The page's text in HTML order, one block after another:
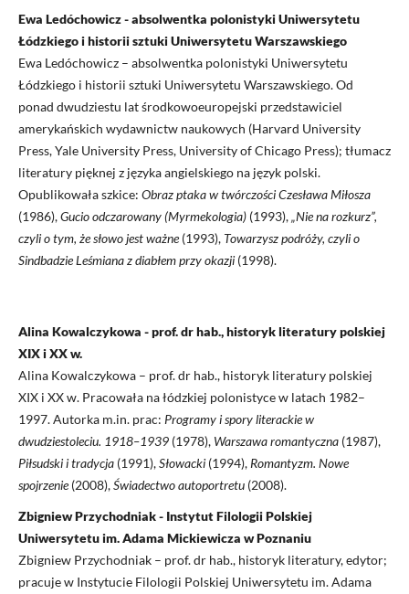
Ewa Ledóchowicz - absolwentka polonistyki Uniwersytetu
Łódzkiego i historii sztuki Uniwersytetu Warszawskiego
Ewa Ledóchowicz – absolwentka polonistyki Uniwersytetu
Łódzkiego i historii sztuki Uniwersytetu Warszawskiego. Od
ponad dwudziestu lat środkowoeuropejski przedstawiciel
amerykańskich wydawnictw naukowych (Harvard University
Press, Yale University Press, University of Chicago Press); tłumacz
literatury pięknej z języka angielskiego na język polski.
Opublikowała szkice: Obraz ptaka w twórczości Czesława Miłosza
(1986),Gucio odczarowany (Myrmekologia) (1993),„Nie na rozkurz”,
czyli o tym, że słowo jest ważne(1993), Towarzysz podróży, czyli o
Sindbadzie Leśmiana z diabłem przy okazji (1998).
Alina Kowalczykowa - prof. dr hab., historyk literatury polskiej
XIX i XX w.
Alina Kowalczykowa – prof. dr hab., historyk literatury polskiej
XIX i XX w. Pracowała na łódzkiej polonistyce w latach 1982–
1997. Autorka m.in. prac: Programy i spory literackie w
dwudziestoleciu. 1918–1939 (1978), Warszawa romantyczna(1987),
Piłsudski i tradycja (1991),Słowacki (1994), Romantyzm. Nowe
spojrzenie(2008),Świadectwo autoportretu (2008).
Zbigniew Przychodniak - Instytut Filologii Polskiej
Uniwersytetu im. Adama Mickiewicza w Poznaniu
Zbigniew Przychodniak – prof. dr hab., historyk literatury, edytor;
pracuje w Instytucie Filologii Polskiej Uniwersytetu im. Adama